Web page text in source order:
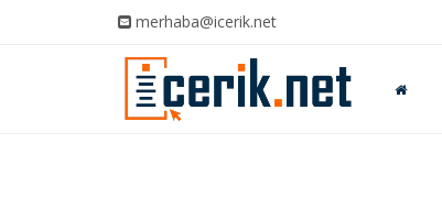
merhaba@icerik.net